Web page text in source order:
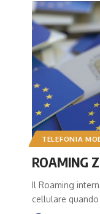
TELEFONIA
ROAMING
Il Roaming
cellulare quando